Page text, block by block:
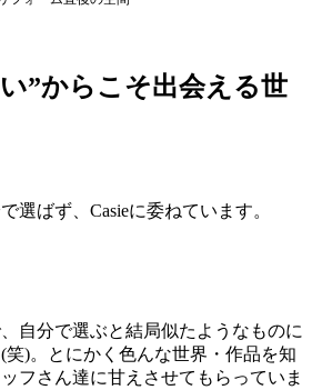
”からこそ出会える世
選ばず、Casieに委ねています。
自分で選ぶと結局似たようなものに
)。とにかく色んな世界・作品を知
フさん達に甘えさせてもらっていま